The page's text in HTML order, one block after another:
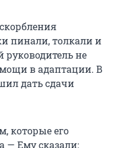
пинали, толкали и
руководитель не
в адаптации. В
дать сдачи
которые его
— Ему сказали: